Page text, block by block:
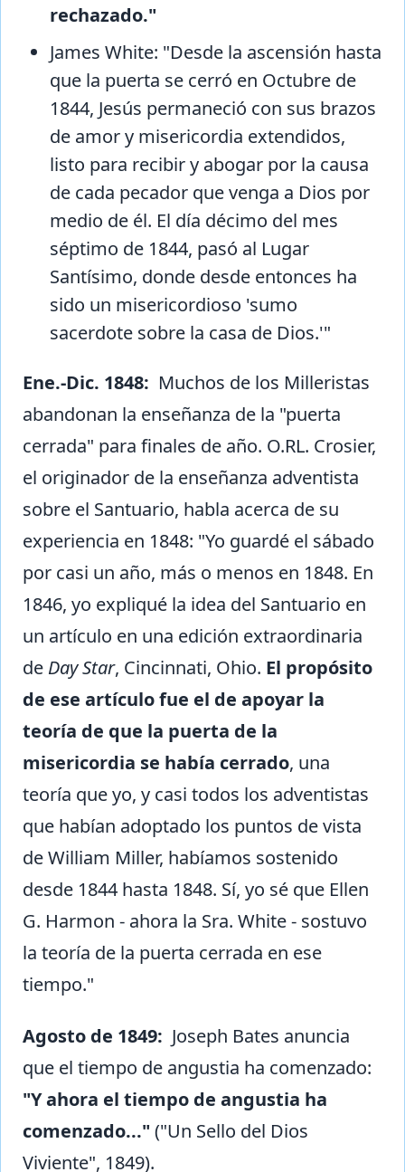
rechazado."
James White: "Desde la ascensión hasta
que la puerta se cerró en Octubre de
1844, Jesús permaneció con sus brazos
de amor y misericordia extendidos,
listo para recibir y abogar por la causa
de cada pecador que venga a Dios por
medio de él. El día décimo del mes
séptimo de 1844, pasó al Lugar
Santísimo, donde desde entonces ha
sido un misericordioso 'sumo
sacerdote sobre la casa de Dios.'"
Ene.-Dic. 1848: Muchos de los Milleristas
abandonan la enseñanza de la "puerta
cerrada" para finales de año. O.RL. Crosier,
el originador de la enseñanza adventista
sobre el Santuario, habla acerca de su
experiencia en 1848: "Yo guardé el sábado
por casi un año, más o menos en 1848. En
1846, yo expliqué la idea del Santuario en
un artículo en una edición extraordinaria
de Day Star, Cincinnati, Ohio. El propósito
de ese artículo fue el de apoyar la
teoría de que la puerta de la
misericordia se había cerrado, una
teoría que yo, y casi todos los adventistas
que habían adoptado los puntos de vista
de William Miller, habíamos sostenido
desde 1844 hasta 1848. Sí, yo sé que Ellen
G. Harmon - ahora la Sra. White - sostuvo
la teoría de la puerta cerrada en ese
tiempo."
Agosto de 1849: Joseph Bates anuncia
que el tiempo de angustia ha comenzado:
"Y ahora el tiempo de angustia ha
comenzado..." ("Un Sello del Dios
Viviente", 1849).